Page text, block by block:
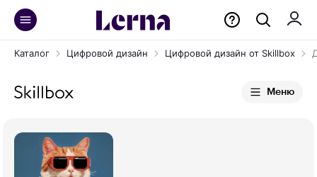
Каталог Цифровой дизайн Цифровой дизайн от Skillbox
Меню